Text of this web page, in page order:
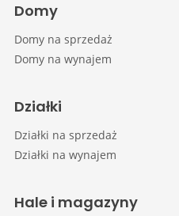
Domy
Domy na sprzedaż
Domy na wynajem
Działki
Działki na sprzedaż
Działki na wynajem
Hale i magazyny